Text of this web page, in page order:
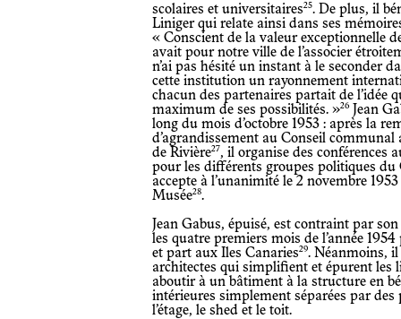
scolaires et universitaires25. De plus, il
Liniger qui relate ainsi dans ses
« Conscient de la valeur exceptionnelle
avait pour notre ville de l’associer
n’ai pas hésité un instant à le seconder
cette institution un rayonnement
chacun des partenaires partait de l’idée
maximum de ses possibilités. »26Jean
long du mois d’octobre 1953 : après la
d’agrandissement au Conseil
de Rivière27, il organise des conférences
pour les différents groupes politiques du
accepte à l’unanimité le 2 novembre
Musée28.
Jean Gabus, épuisé, est contraint par son médecin d’arrêter de travailler pendant
les quatre premiers mois de l’année
et part aux Iles Canaries29. Néanmoins,
architectes qui simplifient et épurent les
aboutir à un bâtiment à la structure en
intérieures simplement séparées par
l’étage, le shed et le toit.